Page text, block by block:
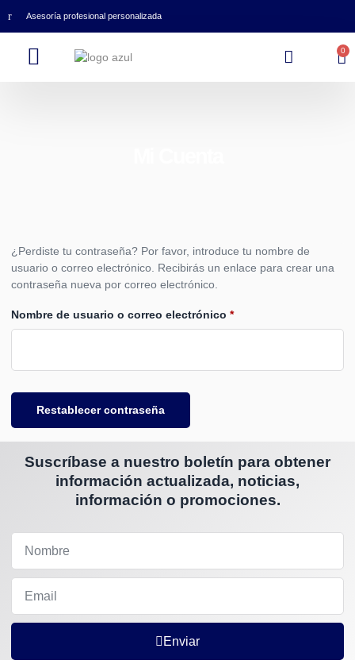
Asesoría profesional personalizada
0
¿Perdiste tu contraseña? Por favor, introduce tu nombre de
usuario o correo electrónico. Recibirás un enlace para crear una
contraseña nueva por correo electrónico.
Nombre de usuario o correo electrónico *
Restablecer contraseña
Suscríbase a nuestro boletín para obtener
información actualizada, noticias,
información o promociones.
Enviar